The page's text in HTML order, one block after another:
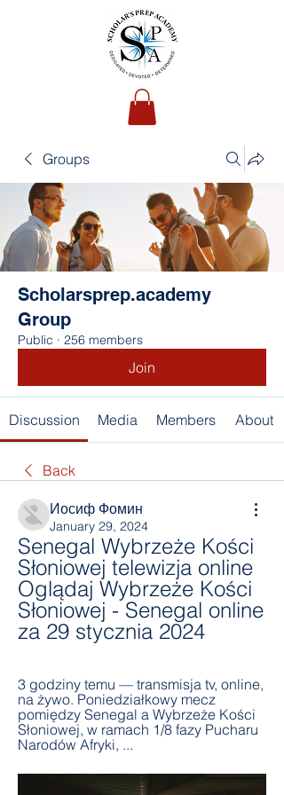
Groups
Scholarsprep.academy
Group
Public · 256 members
Join
Discussion Media Members About
Back
Иосиф Фомин
January 29, 2024
Senegal Wybrzeże Kości
Słoniowej telewizja online
Oglądaj Wybrzeże Kości
Słoniowej - Senegal online
za 29 stycznia 2024
3 godziny temu — transmisja tv, online,
na żywo. Poniedziałkowy mecz
pomiędzy Senegal a Wybrzeże Kości
Słoniowej, w ramach 1/8 fazy Pucharu
Narodów Afryki, ...